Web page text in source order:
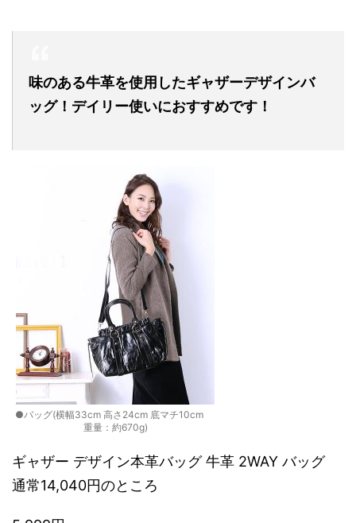
味のある牛革を使用したギャザーデザインバ
ッグ！デイリー使いにおすすめです！
●バッグ(横幅33cm 高さ24cm 底マチ10cm
重量：約670g)
ギャザー デザイン本革バッグ 牛革 2WAY バッグ
通常14,040円のところ